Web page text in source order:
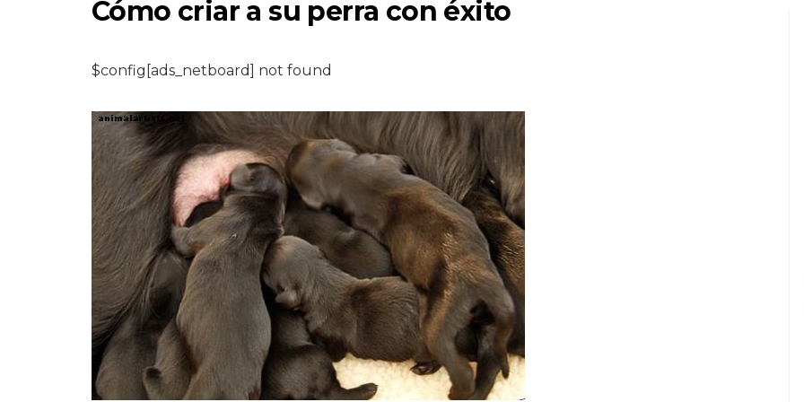
Cómo criar a su perra con éxito
$config[ads_netboard] not found
ROEDORES
Signos y
tratamientos del
resfriado común en
un hámster
7,2026